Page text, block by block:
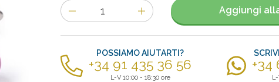
Numero
di
articoli
Aggiungi
POSSIAMO AIUTARTI?
+34 91 435 36 56
L-V 10:00 - 18:30 ore
+34